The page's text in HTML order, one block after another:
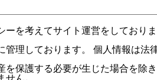
ーを考えてサイト運営をしておりま
管理しております。 個人情報は法
を保護する必要が生じた場合を除
ん。